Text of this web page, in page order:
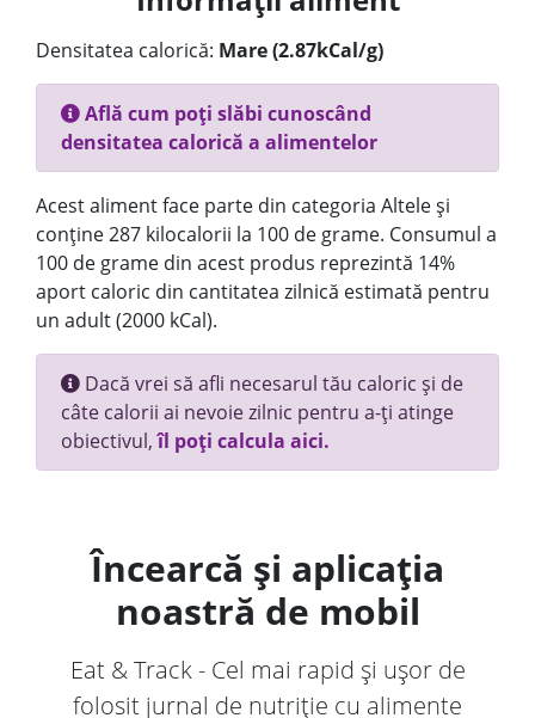
Densitatea calorică: Mare (2.87kCal/g)
Află cum poți slăbi cunoscând
densitatea calorică a alimentelor
Acest aliment face parte din categoria Altele și
conține 287 kilocalorii la 100 de grame. Consumul a
100 de grame din acest produs reprezintă 14%
aport caloric din cantitatea zilnică estimată pentru
un adult (2000 kCal).
Dacă vrei să afli necesarul tău caloric și de
câte calorii ai nevoie zilnic pentru a-ți atinge
obiectivul,îl poți calcula aici.
Încearcă și aplicația
noastră de mobil
Eat & Track - Cel mai rapid și ușor de
folosit jurnal de nutriție cu alimente